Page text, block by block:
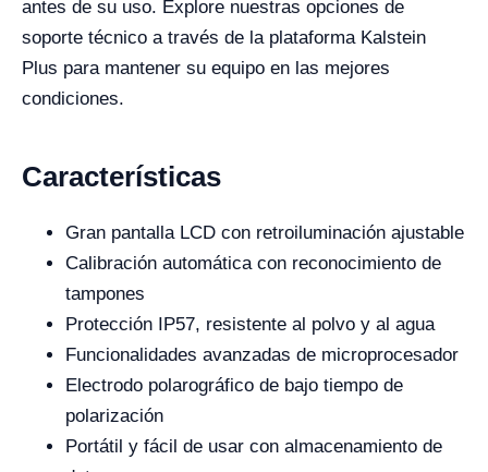
antes de su uso. Explore nuestras opciones de
soporte técnico a través de la plataforma Kalstein
Plus para mantener su equipo en las mejores
condiciones.
Características
Gran pantalla LCD con retroiluminación ajustable
Calibración automática con reconocimiento de
tampones
Protección IP57, resistente al polvo y al agua
Funcionalidades avanzadas de microprocesador
Electrodo polarográfico de bajo tiempo de
polarización
Portátil y fácil de usar con almacenamiento de